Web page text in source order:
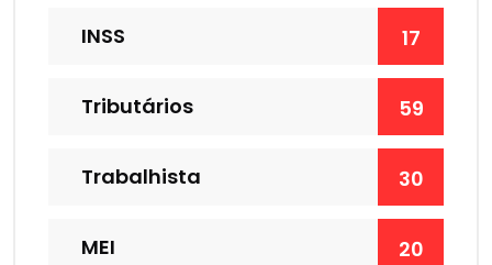
INSS 17
Tributários 59
Trabalhista 30
MEI 20